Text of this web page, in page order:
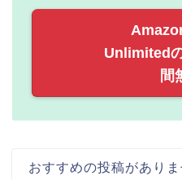
Unlimited
間
おすすめの投稿がありま